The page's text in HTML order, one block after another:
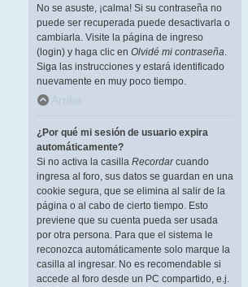
No se asuste, ¡calma! Si su contraseña no
puede ser recuperada puede desactivarla o
cambiarla. Visite la página de ingreso
(login) y haga clic en Olvidé mi contraseña.
Siga las instrucciones y estará identificado
nuevamente en muy poco tiempo.
Arriba
¿Por qué mi sesión de usuario expira
automáticamente?
Si no activa la casilla Recordarcuando
ingresa al foro, sus datos se guardan en una
cookie segura, que se elimina al salir de la
página o al cabo de cierto tiempo. Esto
previene que su cuenta pueda ser usada
por otra persona. Para que el sistema le
reconozca automáticamente solo marque la
casilla al ingresar. No es recomendable si
accede al foro desde un PC compartido, e.j.